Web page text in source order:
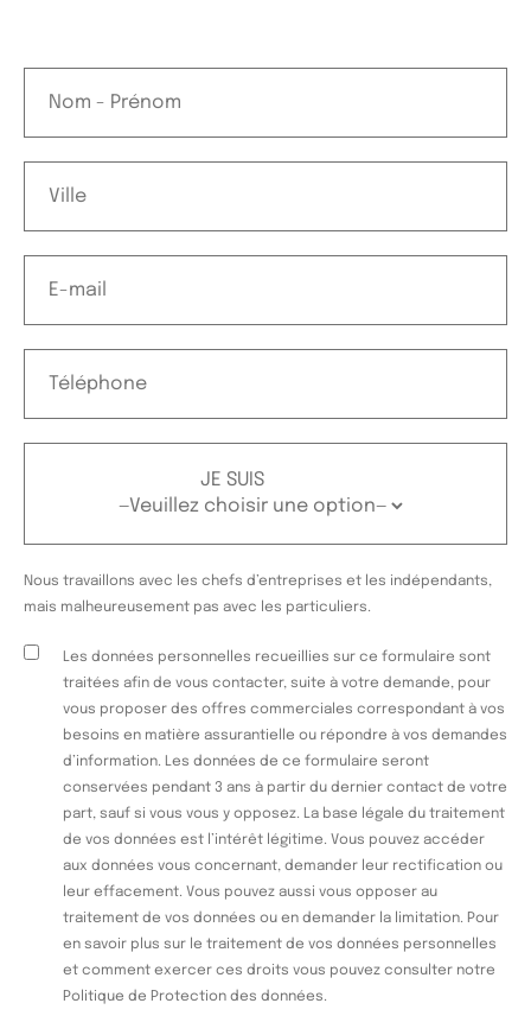
JE SUIS
Nous travaillons avec les chefs d’entreprises et les indépendants,
mais malheureusement pas avec les particuliers.
Les données personnelles recueillies sur ce formulaire sont
traitées afin de vous contacter, suite à votre demande, pour
vous proposer des offres commerciales correspondant à vos
besoins en matière assurantielle ou répondre à vos demandes
d’information. Les données de ce formulaire seront
conservées pendant 3 ans à partir du dernier contact de votre
part, sauf si vous vous y opposez. La base légale du traitement
de vos données est l’intérêt légitime. Vous pouvez accéder
aux données vous concernant, demander leur rectification ou
leur effacement. Vous pouvez aussi vous opposer au
traitement de vos données ou en demander la limitation. Pour
en savoir plus sur le traitement de vos données personnelles
et comment exercer ces droits vous pouvez consulter notre
Politique de Protection des données.